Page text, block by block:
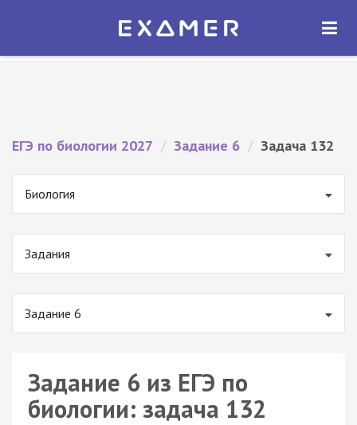
Экзамер — ЕГЭ 2027
ОТКРЫТЬ
ЕГЭ по биологии 2027 / Задание 6 / Задача 132
Биология
Задания
Задание 6
Задание 6 из ЕГЭ по
биологии: задача 132